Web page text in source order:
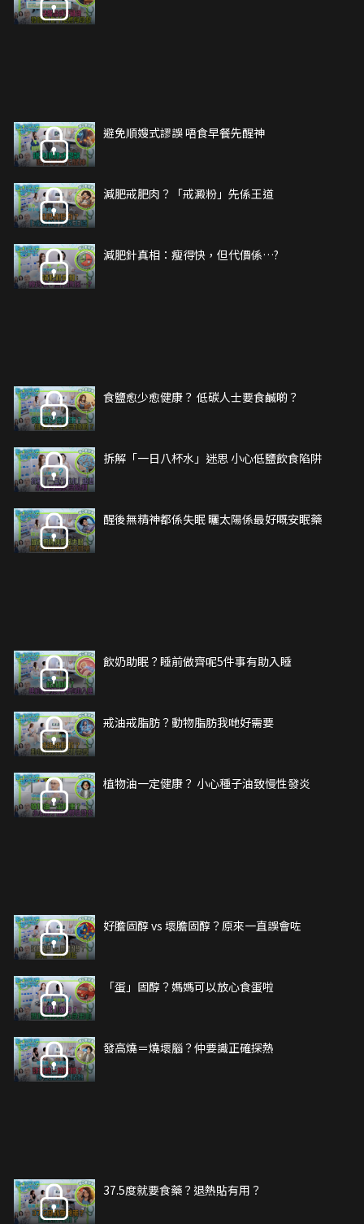
避免順嫂式謬誤 唔食早餐先醒神
減肥戒肥肉？「戒澱粉」先係王道
減肥針真相：瘦得快，但代價係…?
食鹽愈少愈健康？ 低碳人士要食鹹啲？
拆解「一日八杯水」迷思 小心低鹽飲食陷阱
醒後無精神都係失眠 曬太陽係最好嘅安眠藥
飲奶助眠？睡前做齊呢5件事有助入睡
戒油戒脂肪？動物脂肪我哋好需要
植物油一定健康？ 小心種子油致慢性發炎
好膽固醇 vs 壞膽固醇？原來一直誤會咗
「蛋」固醇？媽媽可以放心食蛋啦
發高燒＝燒壞腦？仲要識正確探熱
37.5度就要食藥？退熱貼有用？